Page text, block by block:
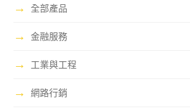
→ 全部產品
→ 金融服務
→ 工業與工程
→ 網路行銷